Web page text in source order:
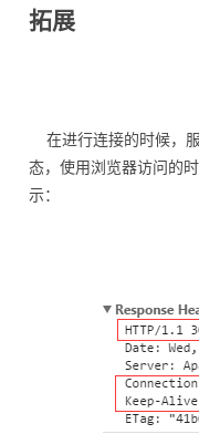
拓展
在进行连接的时候，
态，使用浏览器访问的
示：